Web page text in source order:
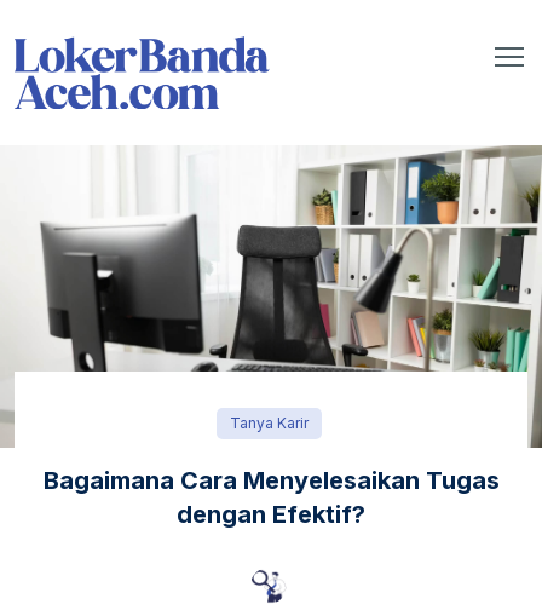
Tanya Karir
Bagaimana Cara Menyelesaikan Tugas
dengan Efektif?